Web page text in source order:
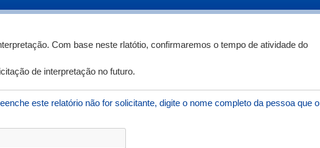
Com base neste rlatótio, confirmaremos o tempo de atividade do
de interpretação no futuro.
este relatório não for solicitante, digite o nome completo da pessoa que o